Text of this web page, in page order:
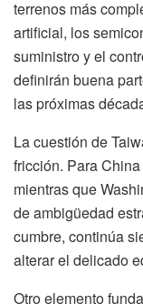
terrenos más
artificial, los
suministro y el
definirán buena
las próximas
La cuestión de
fricción. Para
mientras que
de ambigüedad
cumbre, continúa
alterar el delicado
Otro elemento